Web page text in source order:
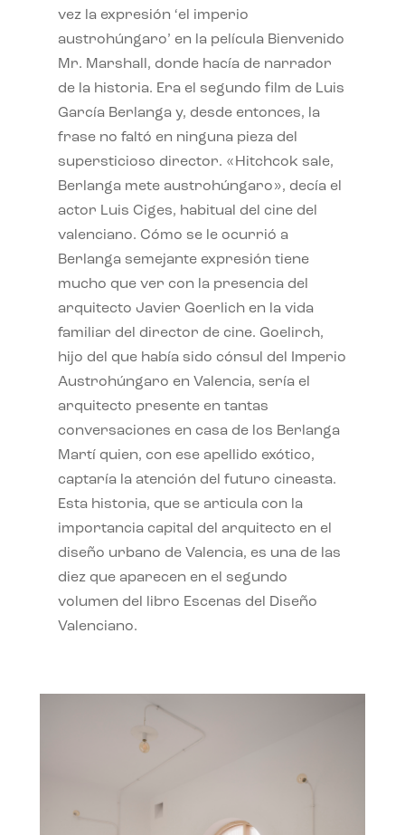
vez la expresión ‘el imperio
austrohúngaro’ en la película Bienvenido
Mr. Marshall, donde hacía de narrador
de la historia. Era el segundo film de Luis
García Berlanga y, desde entonces, la
frase no faltó en ninguna pieza del
supersticioso director. «Hitchcok sale,
Berlanga mete austrohúngaro», decía el
actor Luis Ciges, habitual del cine del
valenciano. Cómo se le ocurrió a
Berlanga semejante expresión tiene
mucho que ver con la presencia del
arquitecto Javier Goerlich en la vida
familiar del director de cine. Goelirch,
hijo del que había sido cónsul del Imperio
Austrohúngaro en Valencia, sería el
arquitecto presente en tantas
conversaciones en casa de los Berlanga
Martí quien, con ese apellido exótico,
captaría la atención del futuro cineasta.
Esta historia, que se articula con la
importancia capital del arquitecto en el
diseño urbano de Valencia, es una de las
diez que aparecen en el segundo
volumen del libro Escenas del Diseño
Valenciano.